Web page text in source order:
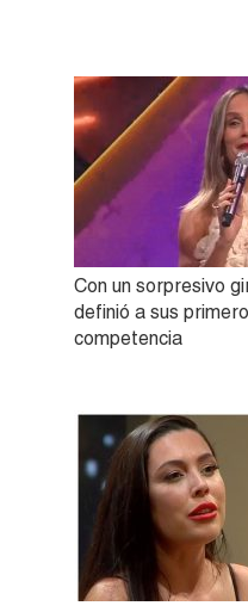
Con un sorpresivo
definió a sus
competencia